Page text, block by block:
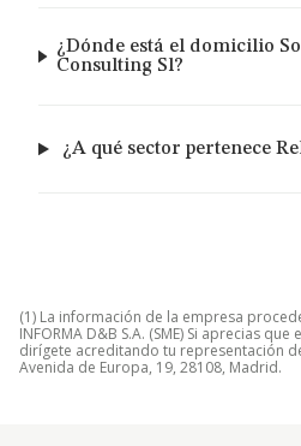
¿Dónde está el domicilio
Consulting Sl?
¿A qué sector pertenece
(1) La información de la empresa
INFORMA D&B S.A. (SME) Si aprecias
dirígete acreditando tu representación
Avenida de Europa, 19, 28108, Madrid.